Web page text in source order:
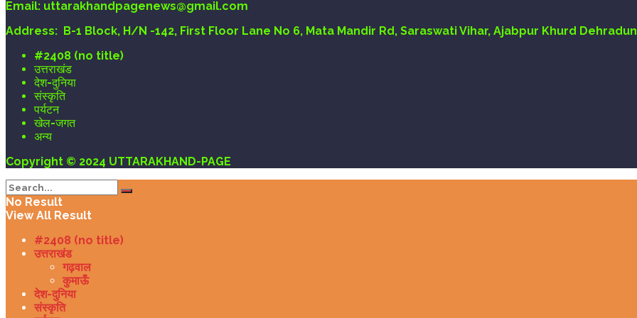
Email: uttarakhandpagenews@gmail.com
Address: B-1 Block, H/N -142, First Floor Lane No 6, Mata Mandir Rd, Saraswati Vihar, Ajabpur Khurd
#2408 (no title)
उत्तराखंड
देश-दुनिया
संस्कृति
पर्यटन
खेल-जगत
अन्य
Copyright © 2024 UTTARAKHAND-PAGE
No Result
View All Result
#2408 (no title)
उत्तराखंड
गढ़वाल
कुमाऊँ
देश-दुनिया
संस्कृति